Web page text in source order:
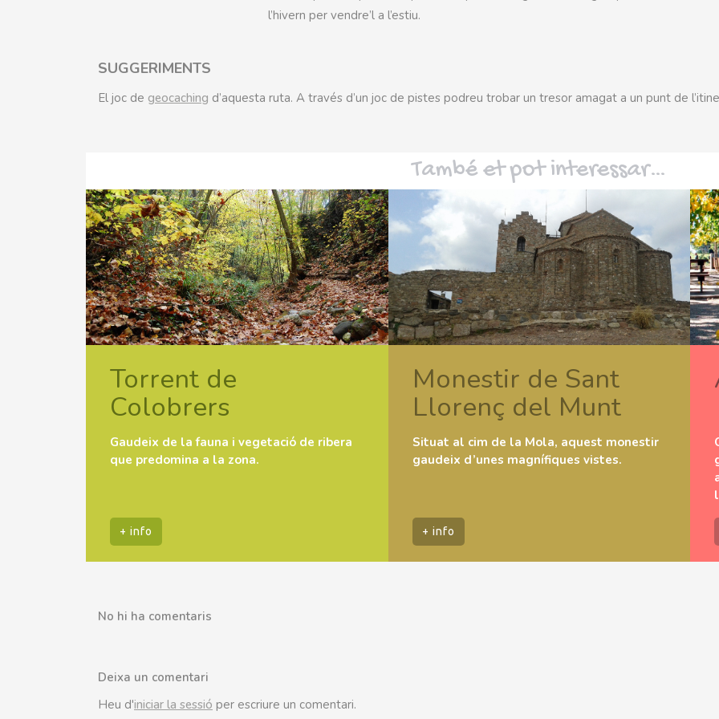
l’hivern per vendre’l a l’estiu.
SUGGERIMENTS
El joc de geocaching d’aquesta ruta. A través d’un joc de pistes podreu trobar un tresor amagat a un punt de
També et pot interessar…
Torrent de
Colobrers
Gaudeix de la fauna i vegetació de ribera
que predomina a la zona.
+ info
Monestir de Sant
Llorenç del Munt
Situat al cim de la Mola, aquest monestir
gaudeix d’unes magnífiques vistes.
+ info
No hi ha comentaris
Deixa un comentari
Heu d'iniciar la sessió per escriure un comentari.